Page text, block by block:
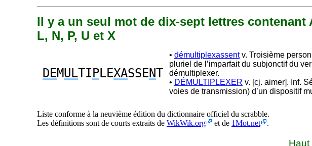
Il y a un seul mot de dix-sept lettres contenant
L, N, P, U et X
DEMULTI PLEXASSENT
• démultiplexassentv. Troisième
pluriel de l’imparfait du subjonctif du
démultiplexer.
• DÉMULTIPLEXER v. [cj. aimer]. Inf.
voies de transmission) d’un dispositif
Liste conforme à la neuvième édition du dictionnaire officiel du scrabble.
Les définitions sont de courts extraits de WikWik.org et de 1Mot.net .
Haut